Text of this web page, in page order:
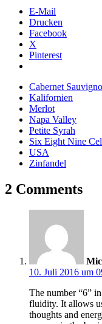
E-Mail
Drucken
Facebook
X
Pinterest
Cabernet
Kalifornien
Merlot
Napa Valley
Petite Syrah
Six Eight Nine
USA
Zinfandel
2 Comments
10. Juli 2016 um
The number “6”
fluidity. It allows
thoughts and